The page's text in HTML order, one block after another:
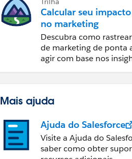
Calcular seu impacto
no marketing
Descubra como
de marketing de ponta
agir com base nos
Mais ajuda
Ajuda do Salesforce
Visite a Ajuda do
saber como obter